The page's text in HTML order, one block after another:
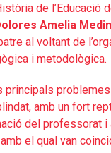
de l’Educació
Amelia
al voltant de
i metodològica.
principals
amb un fort
del professorat i
el qual van